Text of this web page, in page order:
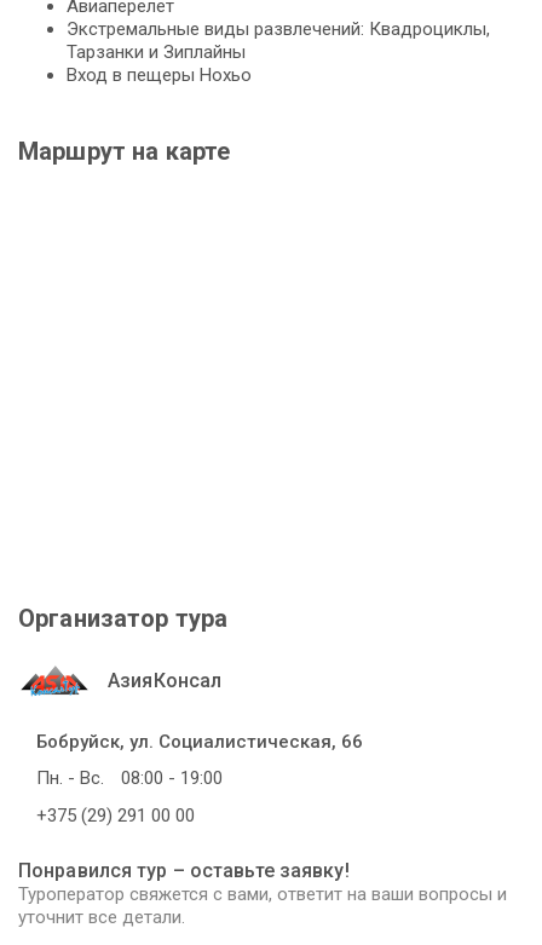
Авиаперелет
Экстремальные виды развлечений: Квадроциклы,
Тарзанки и Зиплайны
Вход в пещеры Нохьо
Маршрут на карте
Организатор тура
АзияКонсал
Бобруйск, ул. Социалистическая, 66
Пн. - Вс.
08:00 - 19:00
+375 (29) 291 00 00
Понравился тур – оставьте заявку!
Туроператор свяжется с вами, ответит на ваши вопросы и
уточнит все детали.